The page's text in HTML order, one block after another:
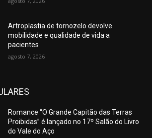
Artroplastia de tornozelo devolve
mobilidade e qualidade de vida a
pacientes
agosto 7, 2026
Romance “O Grande Capitão das Terras
Proibidas” é lançado no 17º Salão do Livro
do Vale do Aço